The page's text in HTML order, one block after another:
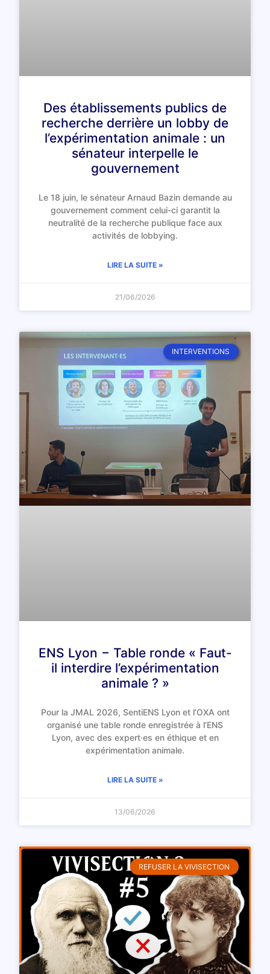
Des établissements publics de
recherche derrière un lobby de
l’expérimentation animale : un
sénateur interpelle le
gouvernement
Le 18 juin, le sénateur Arnaud Bazin demande au
gouvernement comment celui-ci garantit la
neutralité de la recherche publique face aux
activités de lobbying.
LIRE LA SUITE »
21/06/2026
INTERVENTIONS
ENS Lyon − Table ronde « Faut-
il interdire l’expérimentation
animale ? »
Pour la JMAL 2026, SentiENS Lyon et l’OXA ont
organisé une table ronde enregistrée à l’ENS
Lyon, avec des expert·es en éthique et en
expérimentation animale.
LIRE LA SUITE »
13/06/2026
REFUSER LA VIVISECTION